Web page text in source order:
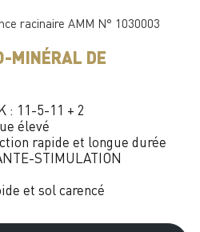
racinaire AMM N° 1030003
MINÉRAL DE
: 11-5-11 + 2
élevé
rapide et longue durée
STIMULATION
et sol carencé